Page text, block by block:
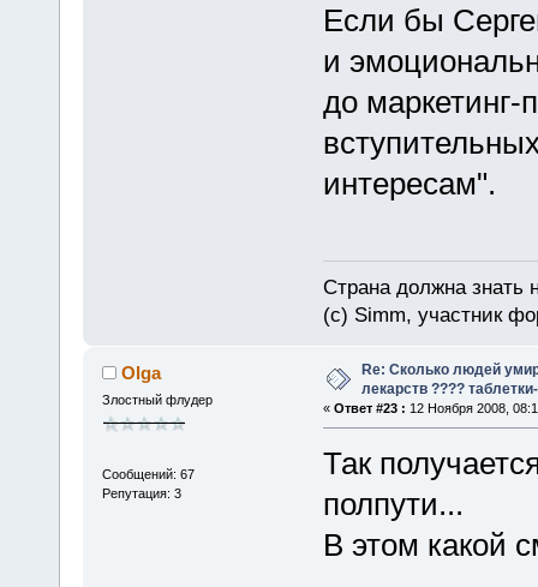
Если бы
и
до
интересам".
Страна должна знать
(c) Simm, участник
Olga
Злостный флудер
Сообщений: 67
Репутация: 3
Re: Сколько людей
лекарств ????
« Ответ #23 : 12 Ноября 2008,
Так
полпути...
В этом какой